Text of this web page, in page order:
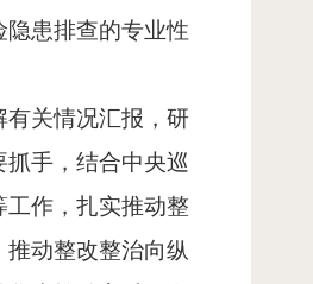
患排查的专业性
关情况汇报，研
手，结合中央巡
作，扎实推动整
动整改整治向纵